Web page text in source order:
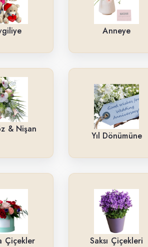
Anneye
& Nişan
Yıl Dönümüne
Çiçekler Saksı Çiçekleri